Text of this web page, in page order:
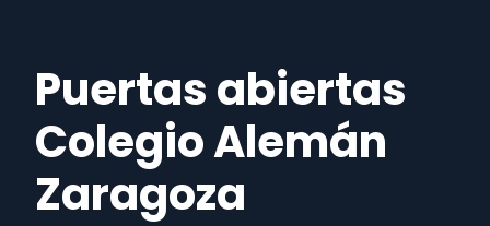
Puertas abiertas
Colegio Alemán
Zaragoza